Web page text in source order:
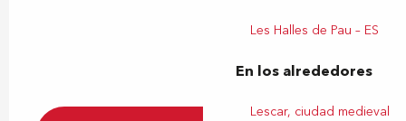
Les Halles de Pau – ES
En los alrededores
Lescar, ciudad medieval